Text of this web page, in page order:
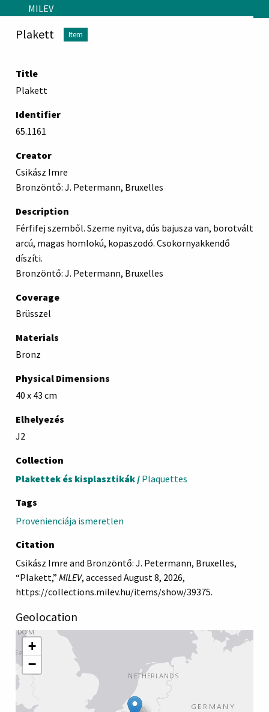
Skip to main content
MILEV
Plakett Item
Title
Plakett
Identifier
65.1161
Creator
Csikász Imre
Bronzöntő: J. Petermann, Bruxelles
Description
Férfifej szemből. Szeme nyitva, dús bajusza van, borotvált
arcú, magas homlokú, kopaszodó. Csokornyakkendő
díszíti.
Bronzöntő: J. Petermann, Bruxelles
Coverage
Brüsszel
Materials
Bronz
Physical Dimensions
40 x 43 cm
Elhelyezés
J2
Collection
Plakettek és kisplasztikák / Plaquettes
Tags
Provenienciája ismeretlen
Citation
Csikász Imre and Bronzöntő: J. Petermann, Bruxelles,
“Plakett,” MILEV, accessed August 8, 2026,
https://collections.milev.hu/items/show/39375.
Geolocation
+
−